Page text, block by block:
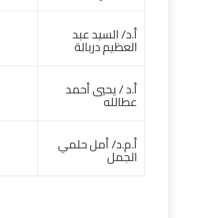
أ.د/ السيد عبد
العظيم دربالة
أ.د / يحيي أحمد
عطالله
أ.م.د/ أمل حلمي
الجمل